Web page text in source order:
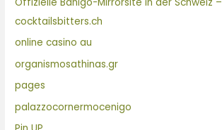
cocktailsbitters.ch
online casino au
organismosathinas.gr
pages
palazzocornermocenigo